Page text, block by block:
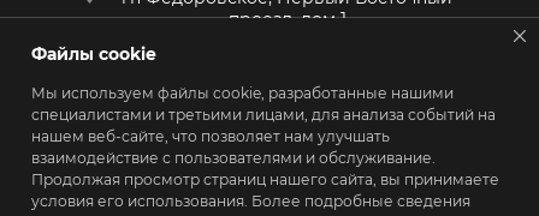
проезд, дом 1
Файлы cookie
Мы используем файлы cookie, разработанные нашими
специалистами и третьими лицами, для анализа событий на
нашем веб-сайте, что позволяет нам улучшать
взаимодействие с пользователями и обслуживание.
Продолжая просмотр страниц нашего сайта, вы принимаете
условия его использования. Более подробные сведения